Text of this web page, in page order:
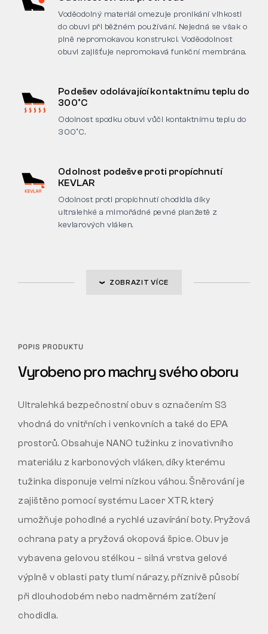
Voděodolný materiál omezuje pronikání vlhkosti
do obuvi při běžném používání. Nejedná se však o
plně nepromokavou konstrukci. Voděodolnost
obuvi zajišťuje nepromokavá funkční membrána.
Podešev odolávající kontaktnímu teplu do
300°C
Odolnost spodku obuvi vůči kontaktnímu teplu do
300°C.
Odolnost podešve proti propíchnutí
KEVLAR
Odolnost proti propíchnutí chodidla díky
ultralehké a mimořádné pevné planžetě z
kevlarových vláken.
ZOBRAZIT VÍCE
POPIS PRODUKTU
Vyrobeno pro machry svého oboru
Ultralehká bezpečnostní obuv s označením S3
vhodná do vnitřních i venkovních a také do EPA
prostorů. Obsahuje NANO tužinku z inovativního
materiálu z karbonových vláken, díky kterému
tužinka disponuje velmi nízkou váhou. Šněrování je
zajištěno pomocí systému Lacer XTR, který
umožňuje pohodlné a rychlé uzavírání boty. Pryžová
ochrana paty a pryžová okopová špice. Obuv je
vybavena gelovou stélkou – silná vrstva gelové
výplně v oblasti paty tlumí nárazy, příznivě působí
při dlouhodobém nebo nadměrném zatížení
chodidla.